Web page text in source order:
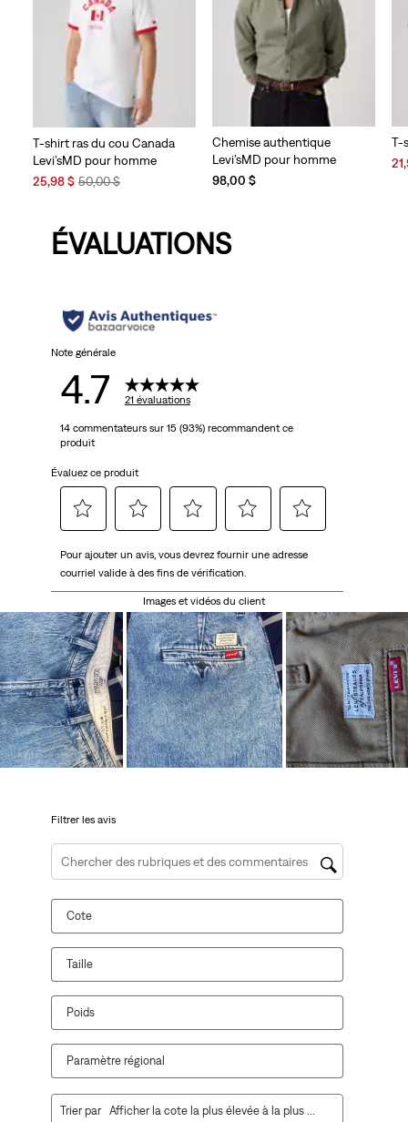
T-shirt ras du cou Canada
Levi’sMD pour homme
Sale
25,98 $Original
50,00 $
Chemise authentique
Levi’sMD pour homme
98,00 $
T-
ÉVALUATIONS
Note générale
4.7 21 évaluations
14 commentateurs sur 15 (93%) recommandent ce
produit
Évaluez ce produit
pour
évaluer
à
1
étoile.
Cette
action
ouvrira
le
formulaire
pour
évaluer
l'article
à
2
étoiles.
Cette
action
ouvrira
formulaire
pour
évaluer
l'article
à
3
étoiles.
Cette
action
ouvrira
le
formulaire
pour
évaluer
l'article
à
4
étoiles.
Cette
action
ouvrira
le
formulaire
pour
à
5
étoiles.
Cette
action
ouvrira
le
formulaire
Pour ajouter un avis, vous devrez fournir une adresse
courriel valide à des fins de vérification.
Images et vidéos du client
Filtrer les avis
Zone de recherche de sujet et d'avis
Cote
Taille
Poids
Paramètre régional
Trier par Afficher la cote la plus élevée à la plus faible